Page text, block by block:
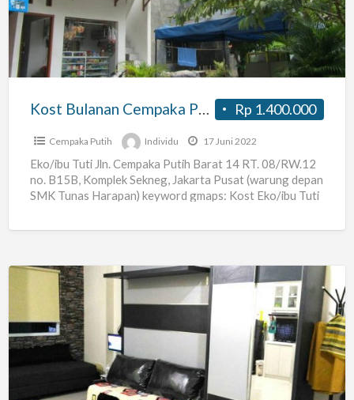
Putih
Barat
Rp 1.400.000
Kost Bulanan Cempaka Putih Barat
Cempaka Putih Individu 17 Juni 2022
Eko/ibu Tuti Jln. Cempaka Putih Barat 14 RT. 08/RW.12
no. B15B, Komplek Sekneg, Jakarta Pusat (warung depan
SMK Tunas Harapan) keyword gmaps: Kost Eko/ibu Tuti
Maintenance
Fee
–